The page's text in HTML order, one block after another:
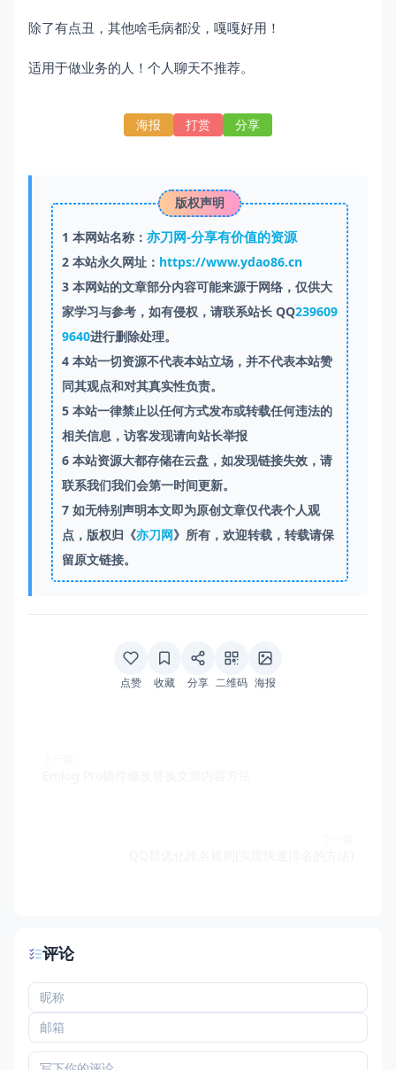
除了有点丑，其他啥毛病都没，嘎嘎好用！
适用于做业务的人！个人聊天不推荐。
海报 打赏 分享
版权声明
1 本网站名称： 亦刀网-分享有价值的资源
2本站永久网址： https://www.ydao86.cn
3本网站的文章部分内容可能来源于网络，仅供大
家学习与参考，如有侵权，请联系站长 QQ239609
9640进行删除处理。
4本站一切资源不代表本站立场，并不代表本站赞
同其观点和对其真实性负责。
5本站一律禁止以任何方式发布或转载任何违法的
相关信息，访客发现请向站长举报
6本站资源大都存储在云盘，如发现链接失效，请
联系我们我们会第一时间更新。
7如无特别声明本文即为原创文章仅代表个人观
点，版权归《亦刀网》所有，欢迎转载，转载请保
留原文链接。
点赞 收藏 分享 二维码 海报
评论